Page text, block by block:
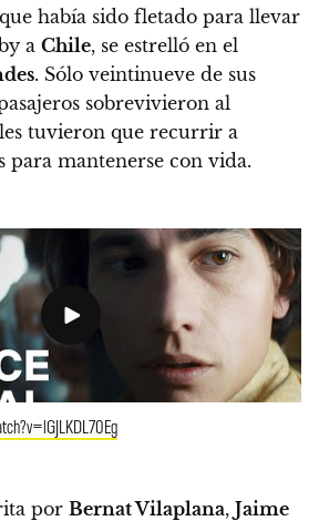
había sido fletado para llevar
a Chile, se estrelló en el
. Sólo veintinueve de sus
sobrevivieron al
tuvieron que recurrir a
para mantenerse con vida.
por Bernat Vilaplana, Jaime